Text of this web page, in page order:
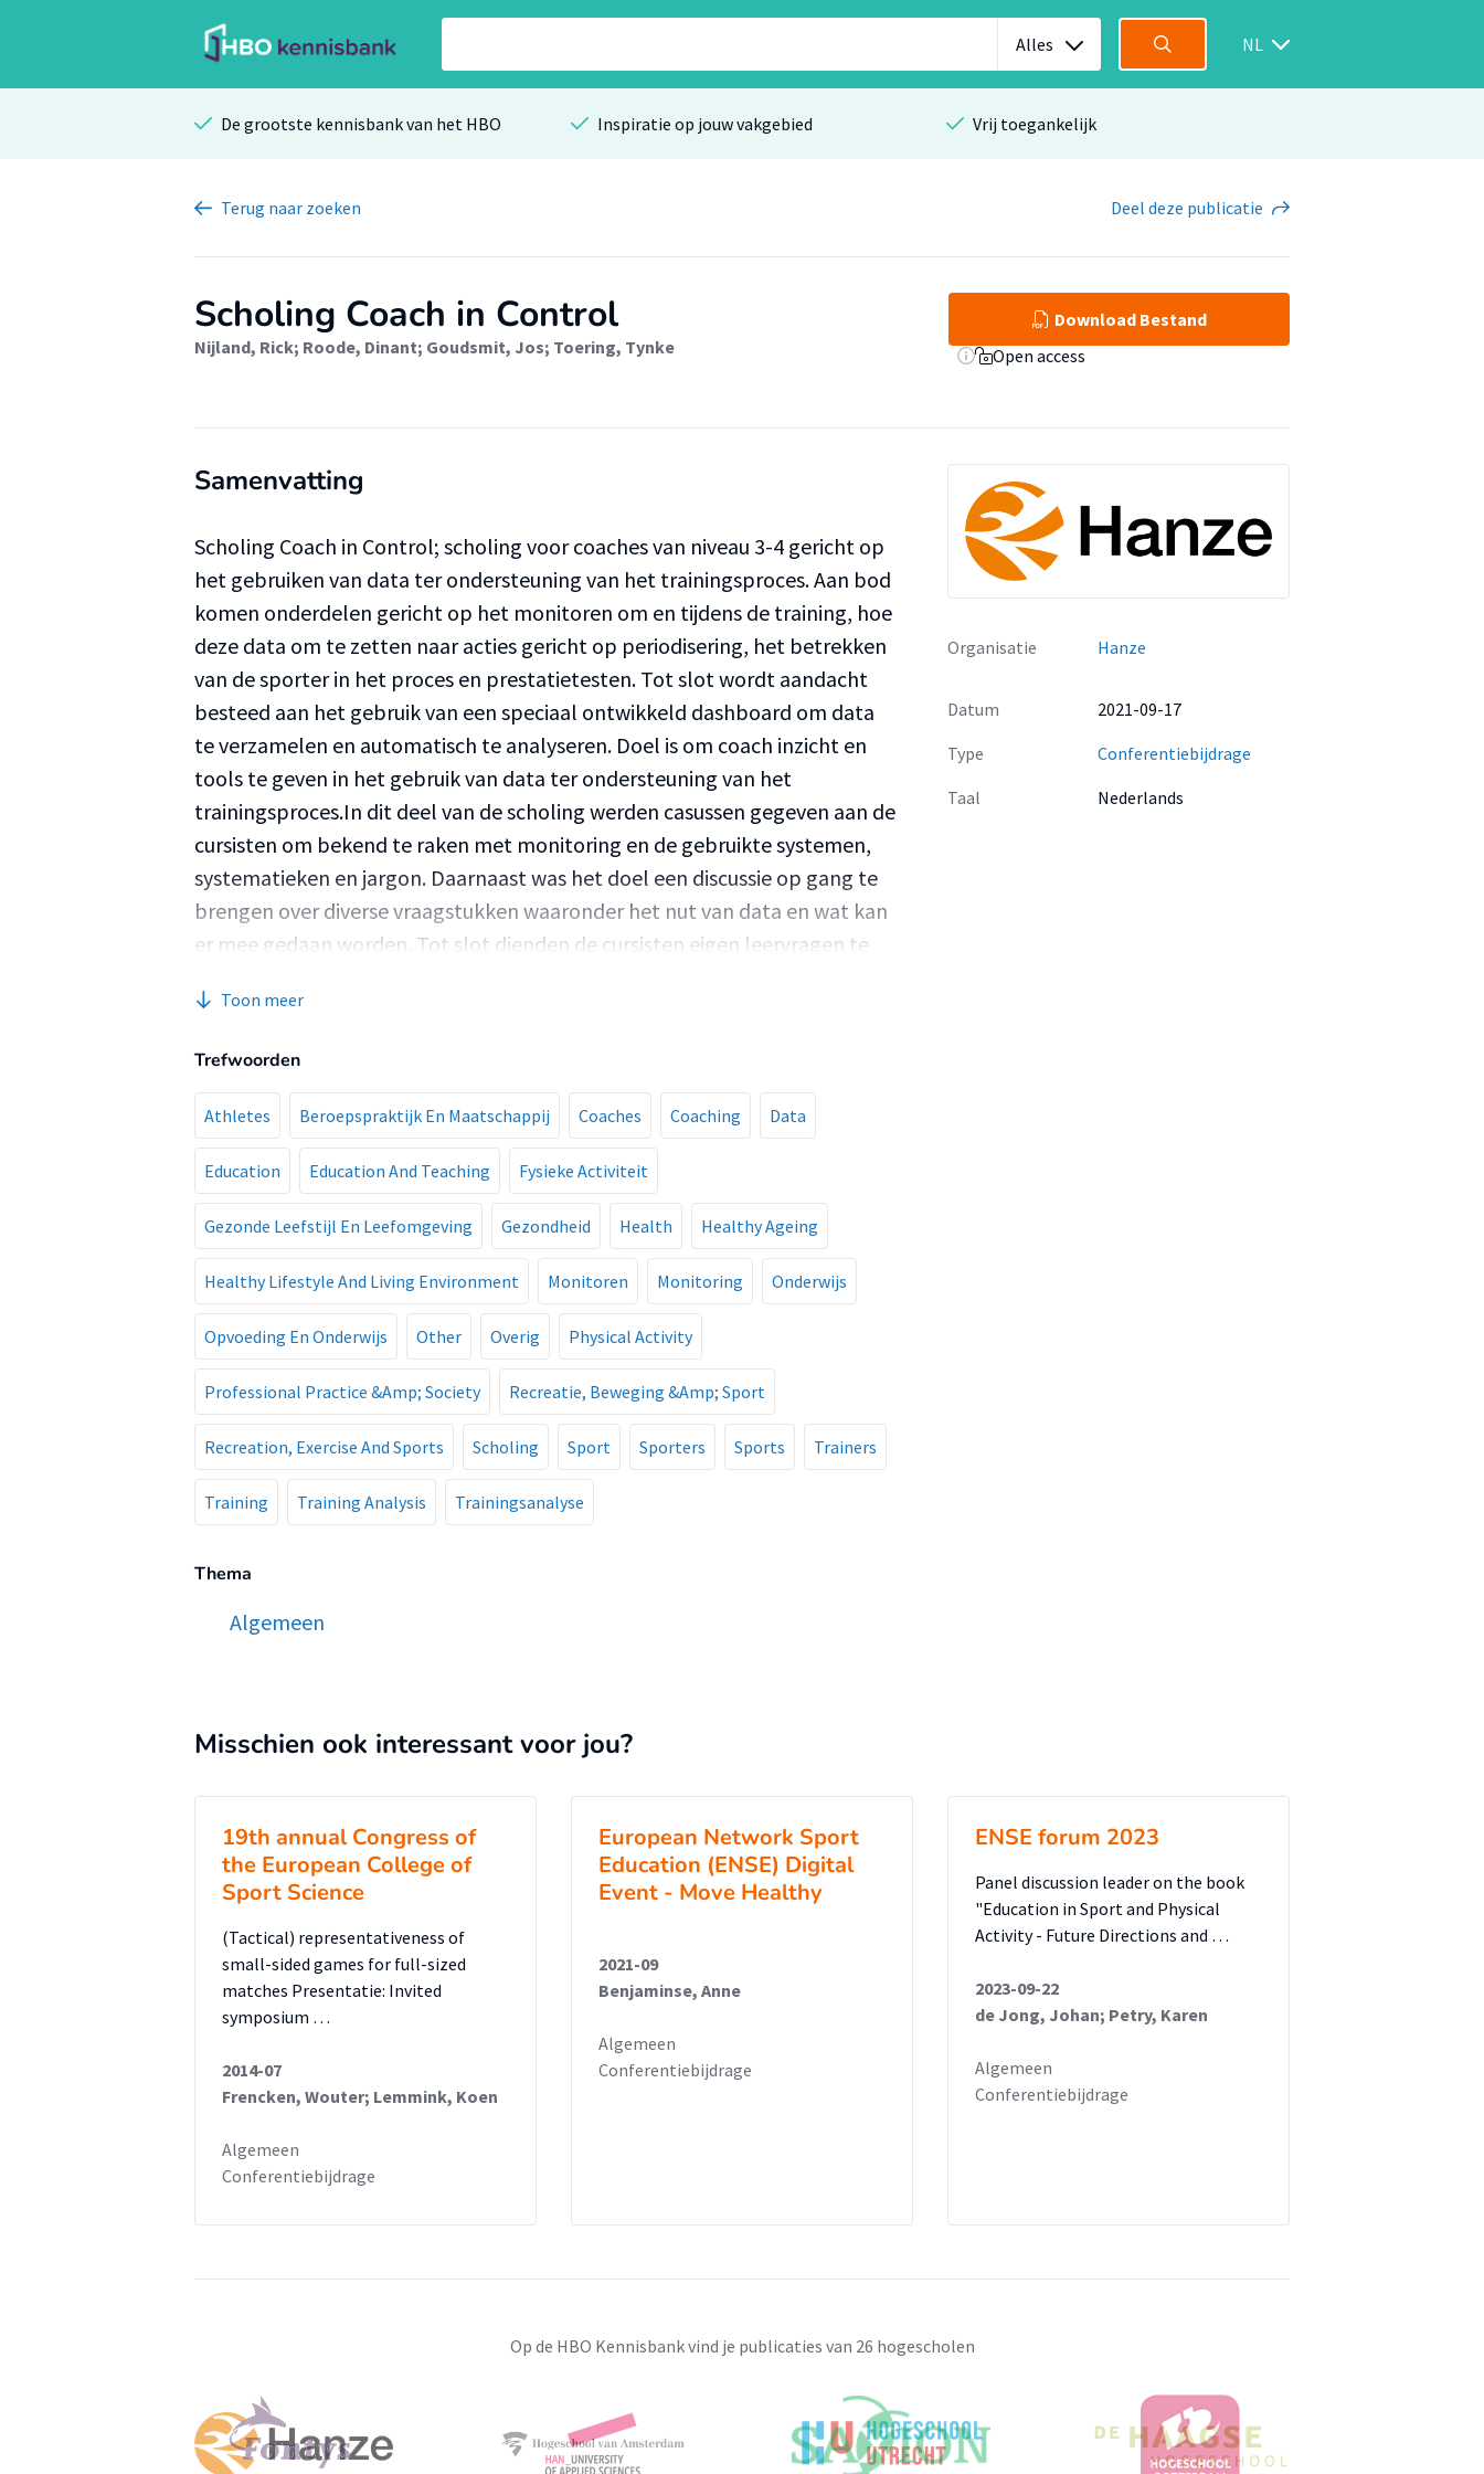
Alles NL
De grootste kennisbank van het HBO Inspiratie op jouw vakgebied Vrij toegankelijk
Terug naar zoeken Deel deze publicatie
Scholing Coach in Control
Nijland, Rick; Roode, Dinant; Goudsmit, Jos; Toering, Tynke
Download Bestand
Open access
Samenvatting
Scholing Coach in Control; scholing voor coaches van niveau 3-4 gericht op
het gebruiken van data ter ondersteuning van het trainingsproces. Aan bod
komen onderdelen gericht op het monitoren om en tijdens de training, hoe
deze data om te zetten naar acties gericht op periodisering, het betrekken
van de sporter in het proces en prestatietesten. Tot slot wordt aandacht
besteed aan het gebruik van een speciaal ontwikkeld dashboard om data
te verzamelen en automatisch te analyseren. Doel is om coach inzicht en
tools te geven in het gebruik van data ter ondersteuning van het
trainingsproces.In dit deel van de scholing werden casussen gegeven aan de
cursisten om bekend te raken met monitoring en de gebruikte systemen,
systematieken en jargon. Daarnaast was het doel een discussie op gang te
brengen over diverse vraagstukken waaronder het nut van data en wat kan
er mee gedaan worden. Tot slot dienden de cursisten eigen leervragen te
Toon meer
Trefwoorden
Athletes Beroepspraktijk En Maatschappij Coaches Coaching Data
Education Education And Teaching Fysieke Activiteit
Gezonde Leefstijl En Leefomgeving Gezondheid Health Healthy Ageing
Healthy Lifestyle And Living Environment Monitoren Monitoring Onderwijs
Opvoeding En Onderwijs Other Overig Physical Activity
Professional Practice &Amp; Society Recreatie, Beweging &Amp; Sport
Recreation, Exercise And Sports Scholing Sport Sporters Sports Trainers
Training Training Analysis Trainingsanalyse
Thema
Algemeen
Organisatie Hanze
Datum
2021-09-17
Type
Conferentiebijdrage
Taal
Nederlands
Misschien ook interessant voor jou?
19th annual Congress of
the European College of
Sport Science
(Tactical) representativeness of
small-sided games for full-sized
matches Presentatie: Invited
symposium …
2014-07
Frencken, Wouter; Lemmink, Koen
Algemeen
Conferentiebijdrage
European Network Sport
Education (ENSE) Digital
Event - Move Healthy
2021-09
Benjaminse, Anne
Algemeen
Conferentiebijdrage
ENSE forum 2023
Panel discussion leader on the book
"Education in Sport and Physical
Activity - Future Directions and …
2023-09-22
de Jong, Johan; Petry, Karen
Algemeen
Conferentiebijdrage
Op de HBO Kennisbank vind je publicaties van 26 hogescholen